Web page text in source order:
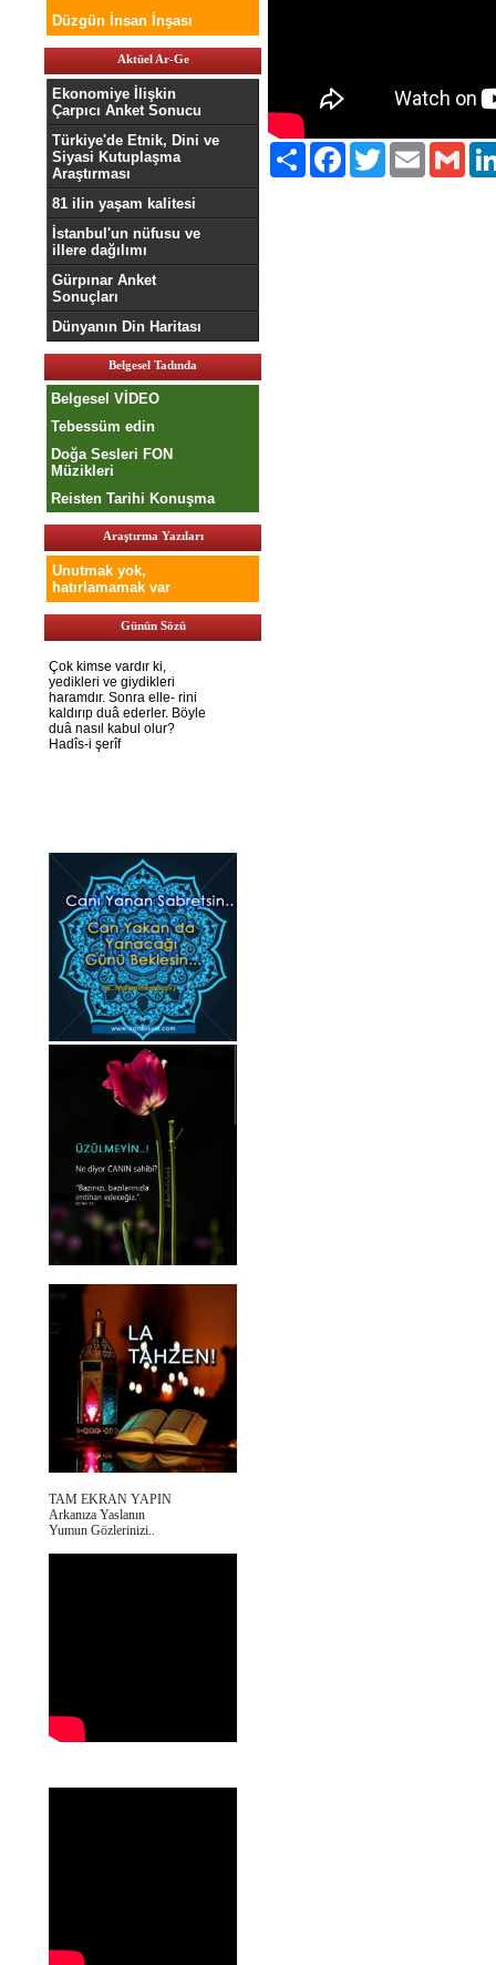
Düzgün İnsan İnşası
Aktüel Ar-Ge
Ekonomiye İlişkin
Çarpıcı Anket Sonucu
Türkiye'de Etnik, Dini ve
Siyasi Kutuplaşma
Araştırması
81 ilin yaşam kalitesi
İstanbul'un nüfusu ve
illere dağılımı
Gürpınar Anket
Sonuçları
Dünyanın Din Haritası
Belgesel Tadında
Belgesel VİDEO
Tebessüm edin
Doğa Sesleri FON
Müzikleri
Reisten Tarihi Konuşma
Araştırma Yazıları
Unutmak yok,
hatırlamamak var
Günün Sözü
TAM EKRAN YAPIN
Arkanıza Yaslanın
Yumun Gözlerinizi..
Paylaş FacebookTwitter Email Gmail